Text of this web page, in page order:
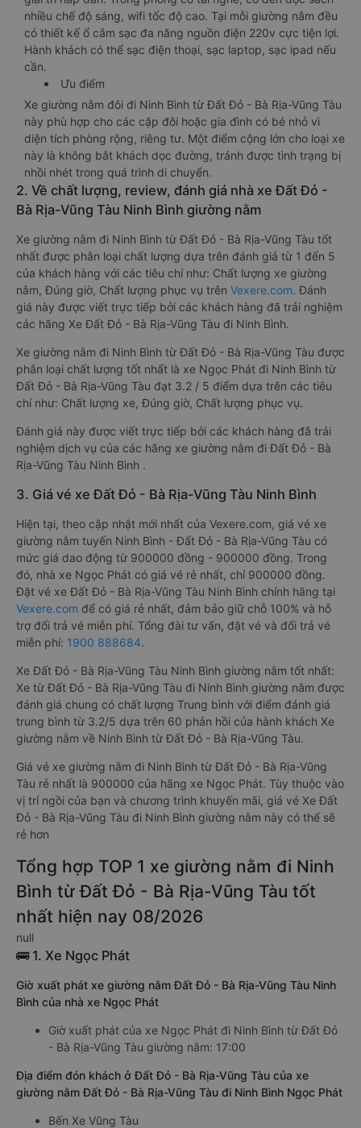
nhiều chế độ sáng, wifi tốc độ cao. Tại mỗi giường nằm đều
có thiết kế ổ cắm sạc đa năng nguồn điện 220v cực tiện lợi.
Hành khách có thể sạc điện thoại, sạc laptop, sạc ipad nếu
cần.
Ưu điểm
Xe giường nằm đôi đi Ninh Bình từ Đất Đỏ - Bà Rịa-Vũng Tàu
này phù hợp cho các cặp đôi hoặc gia đình có bé nhỏ vì
diện tích phòng rộng, riêng tư. Một điểm cộng lớn cho loại xe
này là không bắt khách dọc đường, tránh được tình trạng bị
nhồi nhét trong quá trình di chuyển.
2. Về chất lượng, review, đánh giá nhà xe Đất Đỏ -
Bà Rịa-Vũng Tàu Ninh Bình giường nằm
Xe giường nằm đi Ninh Bình từ Đất Đỏ - Bà Rịa-Vũng Tàu tốt
nhất được phân loại chất lượng dựa trên đánh giá từ 1 đến 5
của khách hàng với các tiêu chí như: Chất lượng xe giường
nằm, Đúng giờ, Chất lượng phục vụ trên Vexere.com. Đánh
giá này được viết trực tiếp bởi các khách hàng đã trải nghiệm
các hãng Xe Đất Đỏ - Bà Rịa-Vũng Tàu đi Ninh Bình.
Xe giường nằm đi Ninh Bình từ Đất Đỏ - Bà Rịa-Vũng Tàu được
phân loại chất lượng tốt nhất là xe Ngọc Phát đi Ninh Bình từ
Đất Đỏ - Bà Rịa-Vũng Tàu đạt 3.2 / 5 điểm dựa trên các tiêu
chí như: Chất lượng xe, Đúng giờ, Chất lượng phục vụ.
Đánh giá này được viết trực tiếp bởi các khách hàng đã trải
nghiệm dịch vụ của các hãng xe giường nằm đi Đất Đỏ - Bà
Rịa-Vũng Tàu Ninh Bình .
3. Giá vé xe Đất Đỏ - Bà Rịa-Vũng Tàu Ninh Bình
Hiện tại, theo cập nhật mới nhất của Vexere.com, giá vé xe
giường nằm tuyến Ninh Bình - Đất Đỏ - Bà Rịa-Vũng Tàu có
mức giá dao động từ 900000 đồng - 900000 đồng. Trong
đó, nhà xe Ngọc Phát có giá vé rẻ nhất, chỉ 900000 đồng.
Đặt vé xe Đất Đỏ - Bà Rịa-Vũng Tàu Ninh Bình chính hãng tại
Vexere.com để có giá rẻ nhất, đảm bảo giữ chỗ 100% và hỗ
trợ đổi trả vé miễn phí. Tổng đài tư vấn, đặt vé và đổi trả vé
miễn phí: 1900 888684.
Xe Đất Đỏ - Bà Rịa-Vũng Tàu Ninh Bình giường nằm tốt nhất:
Xe từ Đất Đỏ - Bà Rịa-Vũng Tàu đi Ninh Bình giường nằm được
đánh giá chung có chất lượng Trung bình với điểm đánh giá
trung bình từ 3.2/5 dựa trên 60 phản hồi của hành khách Xe
giường nằm về Ninh Bình từ Đất Đỏ - Bà Rịa-Vũng Tàu.
Giá vé xe giường nằm đi Ninh Bình từ Đất Đỏ - Bà Rịa-Vũng
Tàu rẻ nhất là 900000 của hãng xe Ngọc Phát. Tùy thuộc vào
vị trí ngồi của bạn và chương trình khuyến mãi, giá vé Xe Đất
Đỏ - Bà Rịa-Vũng Tàu đi Ninh Bình giường nằm này có thể sẽ
rẻ hơn
Tổng hợp TOP 1 xe giường nằm đi Ninh
Bình từ Đất Đỏ - Bà Rịa-Vũng Tàu tốt
nhất hiện nay 08/2026
null
🚌 1. Xe Ngọc Phát
Giờ xuất phát xe giường nằm Đất Đỏ - Bà Rịa-Vũng Tàu Ninh
Bình của nhà xe Ngọc Phát
Giờ xuất phát của xe Ngọc Phát đi Ninh Bình từ Đất Đỏ
- Bà Rịa-Vũng Tàu giường nằm: 17:00
Địa điểm đón khách ở Đất Đỏ - Bà Rịa-Vũng Tàu của xe
giường nằm Đất Đỏ - Bà Rịa-Vũng Tàu đi Ninh Bình Ngọc Phát
Bến Xe Vũng Tàu